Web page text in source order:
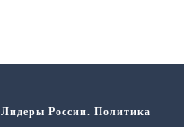
Лидеры России. Политика